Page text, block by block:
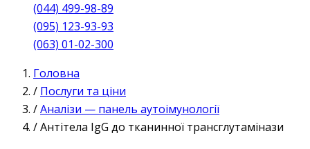
(044) 499-98-89
(095) 123-93-93
(063) 01-02-300
Головна
/ Послуги та ціни
/Аналізи — панель аутоімунології
/Антітела IgG до тканинної трансглутамінази